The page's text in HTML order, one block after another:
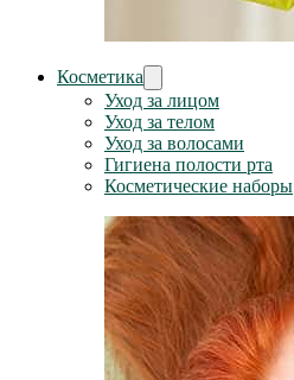
Косметика
Уход за лицом
Уход за телом
Уход за волосами
Гигиена полости рта
Косметические наборы